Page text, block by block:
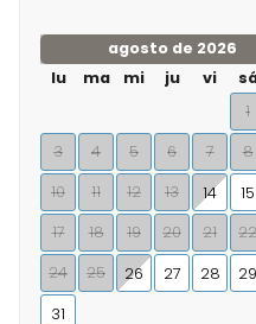
agosto de 2026
lu
ma mi ju vi
1
3
4 5 6 7 8
10
11 12 13 14 15
17
18 19 20 21 22
24
25 26 27 28 29
31